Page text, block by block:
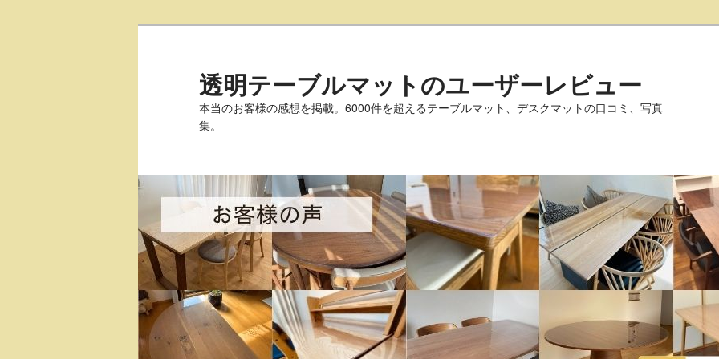
透明テーブルマットのユーザーレビュー
本当のお客様の感想を掲載。6000件を超えるテーブルマット、デスクマットの口コミ、写真
集。